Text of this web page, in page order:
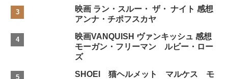
映画 ラン・スルー・ ザ・ ナイト 感想
アンナ・チポフスカヤ
映画VANQUISH ヴァンキッシュ 感想
モーガン・フリーマン ルビー・ロー
ズ
SHOEI 猫ヘルメット マルケス モ